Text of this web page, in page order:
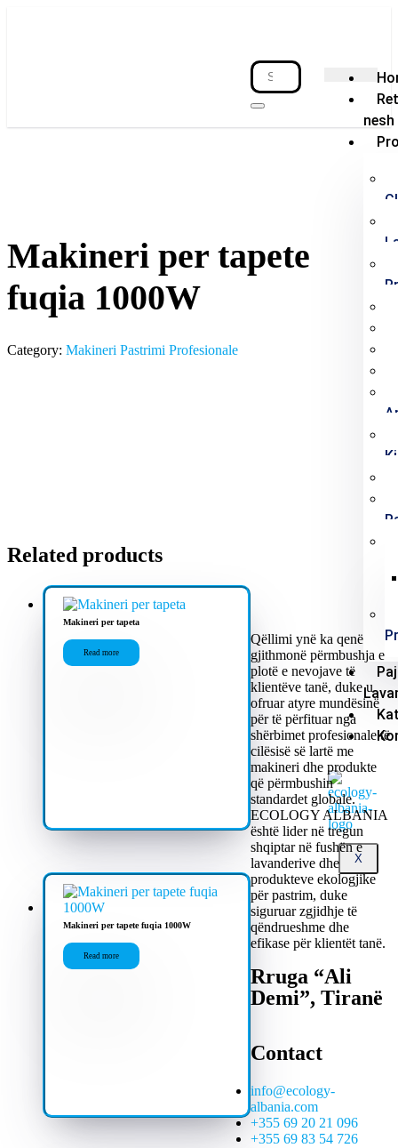
nesh
X
Makineri per tapete
fuqia 1000W
Category: Makineri Pastrimi Profesionale
Related products
Makineri per tapeta
Read more
Makineri per tapete fuqia 1000W
Read more
Qëllimi ynë ka qenë
gjithmonë përmbushja e
plotë e nevojave të
klientëve tanë, duke u
ofruar atyre mundësinë
për të përfituar nga
shërbimet profesionale të
cilësisë së lartë me
makineri dhe produkte
që përmbushin
standardet globale.
ECOLOGY ALBANIA
është lider në tregun
shqiptar në fushën e
lavanderive dhe
produkteve ekologjike
për pastrim, duke
siguruar zgjidhje të
qëndrueshme dhe
efikase për klientët tanë.
Rruga “Ali
Demi”, Tiranë
Contact
info@ecology-
albania.com
+355 69 20 21 096
+355 69 83 54 726